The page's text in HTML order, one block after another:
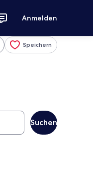
Anmelden
Speichern
Suchen